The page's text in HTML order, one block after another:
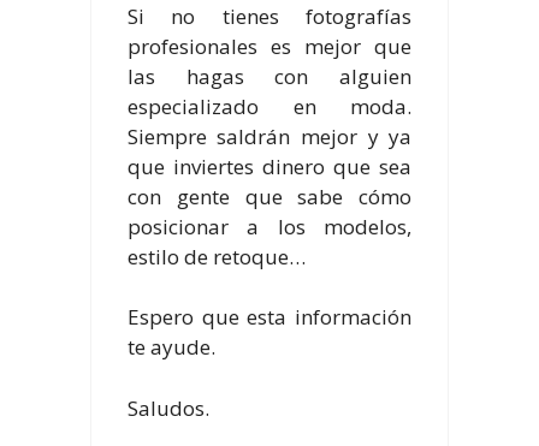
Si no tienes fotografías
profesionales es mejor que
las hagas con alguien
especializado en moda.
Siempre saldrán mejor y ya
que inviertes dinero que sea
con gente que sabe cómo
posicionar a los modelos,
estilo de retoque…
Espero que esta información
te ayude.
Saludos.